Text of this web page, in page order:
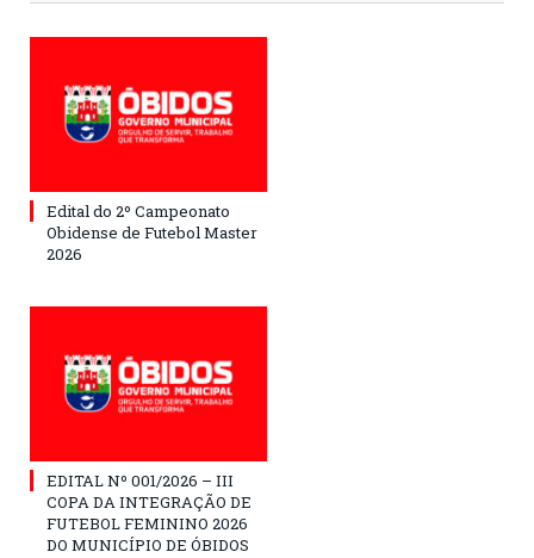
Edital do 2º Campeonato
Obidense de Futebol Master
2026
EDITAL Nº 001/2026 – III
COPA DA INTEGRAÇÃO DE
FUTEBOL FEMININO 2026
DO MUNICÍPIO DE ÓBIDOS